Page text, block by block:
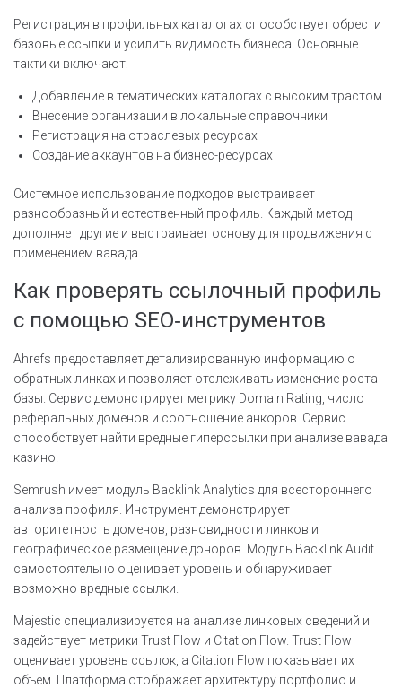
Регистрация в профильных каталогах способствует обрести
базовые ссылки и усилить видимость бизнеса. Основные
тактики включают:
Добавление в тематических каталогах с высоким трастом
Внесение организации в локальные справочники
Регистрация на отраслевых ресурсах
Создание аккаунтов на бизнес-ресурсах
Системное использование подходов выстраивает
разнообразный и естественный профиль. Каждый метод
дополняет другие и выстраивает основу для продвижения с
применением вавада.
Как проверять ссылочный профиль
с помощью SEO‑инструментов
Ahrefs предоставляет детализированную информацию о
обратных линках и позволяет отслеживать изменение роста
базы. Сервис демонстрирует метрику Domain Rating, число
реферальных доменов и соотношение анкоров. Сервис
способствует найти вредные гиперссылки при анализе вавада
казино.
Semrush имеет модуль Backlink Analytics для всестороннего
анализа профиля. Инструмент демонстрирует
авторитетность доменов, разновидности линков и
географическое размещение доноров. Модуль Backlink Audit
самостоятельно оценивает уровень и обнаруживает
возможно вредные ссылки.
Majestic специализируется на анализе линковых сведений и
задействует метрики Trust Flow и Citation Flow. Trust Flow
оценивает уровень ссылок, а Citation Flow показывает их
объём. Платформа отображает архитектуру портфолио и